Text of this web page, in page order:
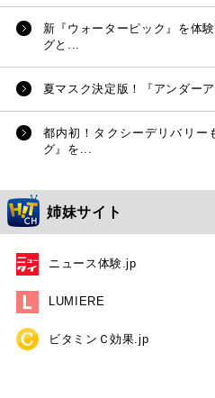
新『ウォーターピック』を体
グと...
夏マスク決定版！『アンダー
都内初！タクシーデリバリー
グ』を...
姉妹サイト
ニュース体験.jp
LUMIERE
ビタミンＣ効果.jp